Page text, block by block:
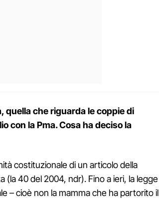
quella che riguarda le coppie di
con la Pma. Cosa ha deciso la
costituzionale di un articolo della
(la 40 del 2004, ndr). Fino a ieri, la legge
– cioè non la mamma che ha partorito il